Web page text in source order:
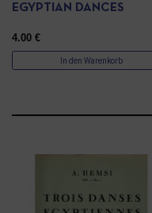
EGYPTIAN DANCES
4.00 €
In den Warenkorb